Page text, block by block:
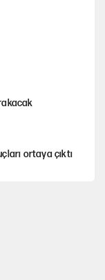
ortaya çıktı